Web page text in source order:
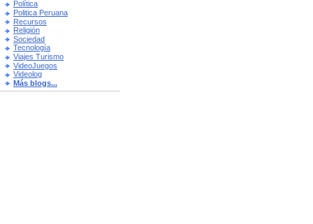
Política
Politica Peruana
Recursos
Religión
Sociedad
Tecnología
Viajes Turismo
VideoJuegos
Videolog
Más blogs...